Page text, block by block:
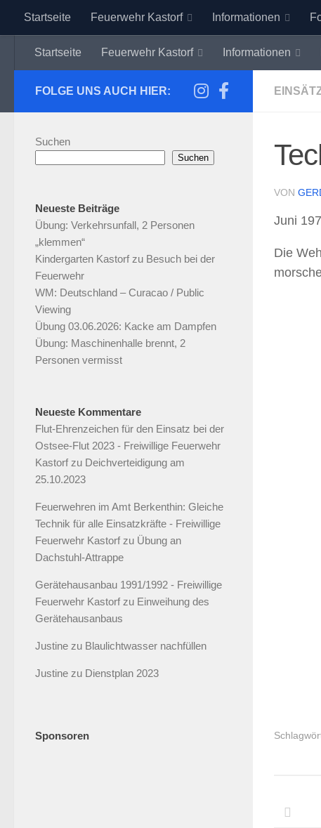
Zum Inhalt springen
Startseite Feuerwehr Kastorf Informationen
Startseite Feuerwehr Kastorf Informationen
VON
Juni
Die
FOLGE UNS AUCH HIER:
Suchen
Suchen
Neueste Beiträge
Übung: Verkehrsunfall, 2 Personen
„klemmen“
Kindergarten Kastorf zu Besuch bei der
Feuerwehr
WM: Deutschland – Curacao / Public
Viewing
Übung 03.06.2026: Kacke am Dampfen
Übung: Maschinenhalle brennt, 2
Personen vermisst
Neueste Kommentare
Flut-Ehrenzeichen für den Einsatz bei der
Ostsee-Flut 2023 - Freiwillige Feuerwehr
Kastorf zu Deichverteidigung am
25.10.2023
Feuerwehren im Amt Berkenthin: Gleiche
Technik für alle Einsatzkräfte - Freiwillige
Feuerwehr Kastorf zu Übung an
Dachstuhl-Attrappe
Gerätehausanbau 1991/1992 - Freiwillige
Feuerwehr Kastorf zu Einweihung des
Gerätehausanbaus
Justine zu Blaulichtwasser nachfüllen
Justine zu Dienstplan 2023
Sponsoren